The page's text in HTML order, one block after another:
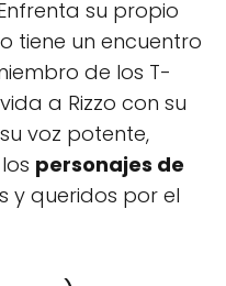
su propio
tiene un encuentro
de los T-
a Rizzo con su
voz potente,
personajes de
y queridos por el